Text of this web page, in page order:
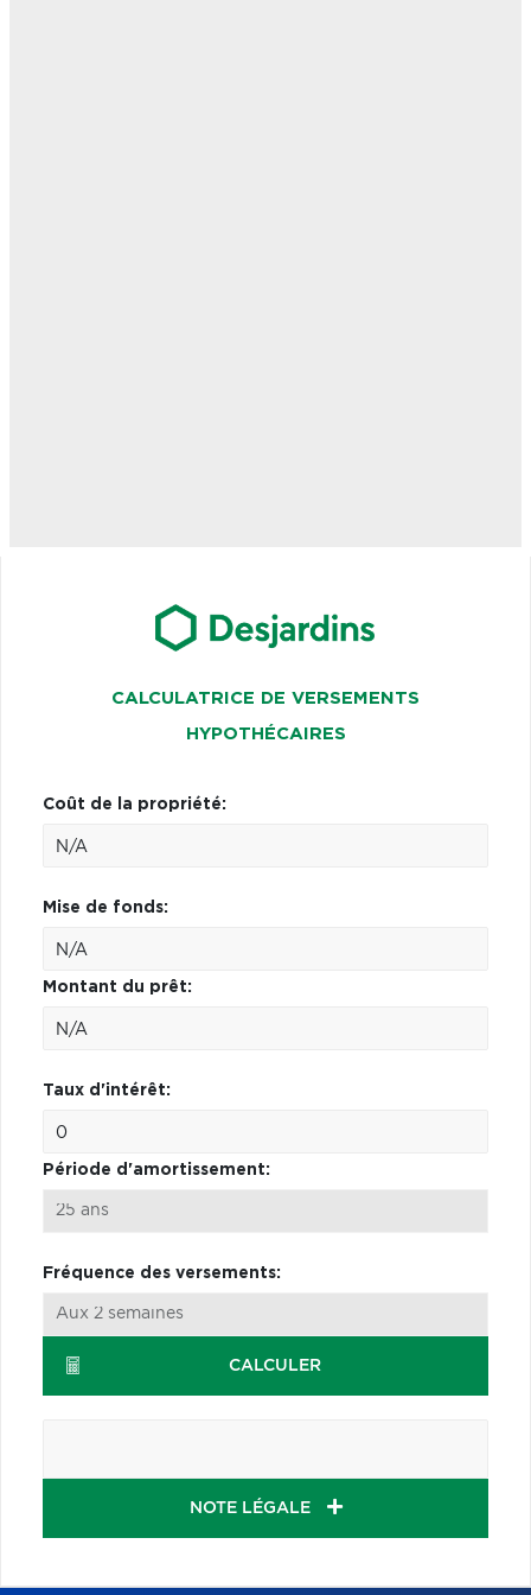
CALCULATRICE DE VERSEMENTS
HYPOTHÉCAIRES
Coût de la propriété:
Mise de fonds:
Montant du prêt:
Taux d'intérêt:
Période d'amortissement:
Fréquence des versements:
CALCULER
NOTE LÉGALE